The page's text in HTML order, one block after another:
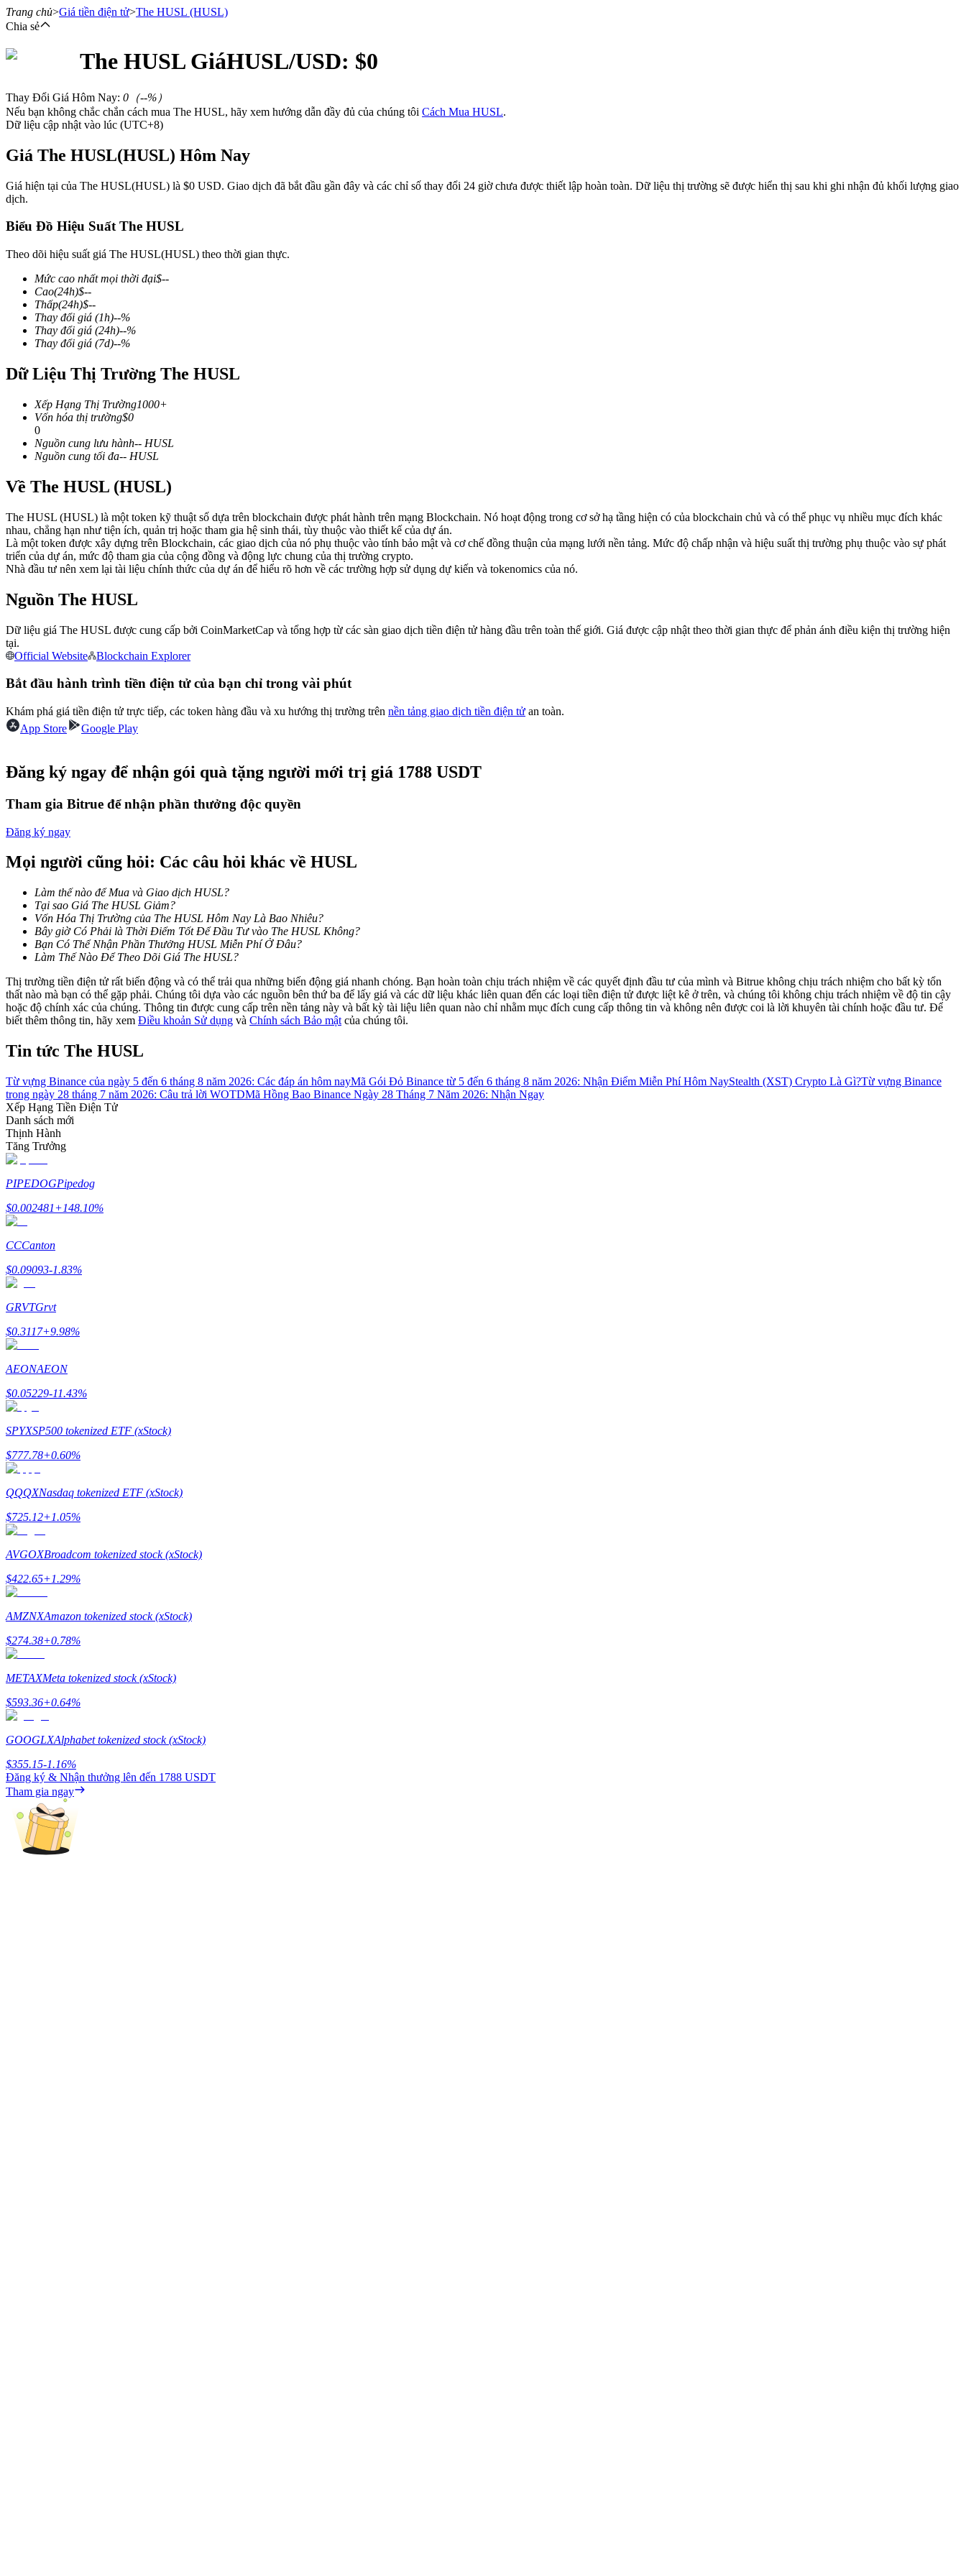
Hợp đồng tương lai
Futures sử dụng token làm tài sản thế chấp
TradFi
Phái sinh cổ phiếu, ngoại hối, kim loại quý và hàng hóa
USDC Futures vĩnh cửu
Futures sử dụng USDC làm tài sản thế chấp
Sao chép Giao dịch
Tham gia cùng các nhà giao dịch hàng đầu
Trở thành Nhà giao dịch Sao chép
Tận hưởng chia sẻ lợi nhuận và hoa hồng giao dịch sao chép
Thông tin
Chiến lược giao dịch
Học cách duy trì lợi nhuận
Earn
Power Piggy
Làm cho tài sản của bạn tăng giá trị đều đặn
Trang chủ>Giá tiền điện tử>The HUSL (HUSL)
Chia sẻ
The HUSL GiáHUSL/USD: $0
Thay Đổi Giá Hôm Nay: 0 （--%）
Nếu bạn không chắc chắn cách mua The HUSL, hãy xem hướng dẫn đầy đủ của chúng tôi Cách Mua HUSL.
Dữ liệu cập nhật vào lúc (UTC+8)
Giá The HUSL(HUSL) Hôm Nay
Giá hiện tại của The HUSL(HUSL) là $0 USD. Giao dịch đã bắt đầu gần đây và các chỉ số thay đổi 24 giờ chưa được thiết lập hoàn toàn. Dữ liệu thị trường sẽ được hiển thị sau khi ghi nhận đủ khối lượng giao
dịch.
Biểu Đồ Hiệu Suất The HUSL
Theo dõi hiệu suất giá The HUSL(HUSL) theo thời gian thực.
Mức cao nhất mọi thời đại$--
Cao(24h)$--
Thấp(24h)$--
Thay đổi giá (1h)--%
Thay đổi giá (24h)--%
Thay đổi giá (7d)--%
Dữ Liệu Thị Trường The HUSL
Xếp Hạng Thị Trường1000+
Vốn hóa thị trường$0
0
Nguồn cung lưu hành-- HUSL
Nguồn cung tối đa-- HUSL
Về The HUSL (HUSL)
The HUSL (HUSL) là một token kỹ thuật số dựa trên blockchain được phát hành trên mạng Blockchain. Nó hoạt động trong cơ sở hạ tầng hiện có của blockchain chủ và có thể phục vụ nhiều mục đích khác
nhau, chẳng hạn như tiện ích, quản trị hoặc tham gia hệ sinh thái, tùy thuộc vào thiết kế của dự án.
Là một token được xây dựng trên Blockchain, các giao dịch của nó phụ thuộc vào tính bảo mật và cơ chế đồng thuận của mạng lưới nền tảng. Mức độ chấp nhận và hiệu suất thị trường phụ thuộc vào sự phát
triển của dự án, mức độ tham gia của cộng đồng và động lực chung của thị trường crypto.
Nhà đầu tư nên xem lại tài liệu chính thức của dự án để hiểu rõ hơn về các trường hợp sử dụng dự kiến và tokenomics của nó.
Nguồn The HUSL
Dữ liệu giá The HUSL được cung cấp bởi CoinMarketCap và tổng hợp từ các sàn giao dịch tiền điện tử hàng đầu trên toàn thế giới. Giá được cập nhật theo thời gian thực để phản ánh điều kiện thị trường hiện
tại.
Official Website
Blockchain Explorer
Bắt đầu hành trình tiền điện tử của bạn chỉ trong vài phút
Khám phá giá tiền điện tử trực tiếp, các token hàng đầu và xu hướng thị trường trên nền tảng giao dịch tiền điện tử an toàn.
App Store
Google Play
Đăng ký ngay để nhận gói quà tặng người mới trị giá 1788 USDT
Tham gia Bitrue để nhận phần thưởng độc quyền
Đăng ký ngay
Mọi người cũng hỏi: Các câu hỏi khác về HUSL
Làm thế nào để Mua và Giao dịch HUSL?
Tại sao Giá The HUSL Giảm?
Vốn Hóa Thị Trường của The HUSL Hôm Nay Là Bao Nhiêu?
Bây giờ Có Phải là Thời Điểm Tốt Để Đầu Tư vào The HUSL Không?
Bạn Có Thể Nhận Phần Thưởng HUSL Miễn Phí Ở Đâu?
Làm Thế Nào Để Theo Dõi Giá The HUSL?
Thị trường tiền điện tử rất biến động và có thể trải qua những biến động giá nhanh chóng. Bạn hoàn toàn chịu trách nhiệm về các quyết định đầu tư của mình và Bitrue không chịu trách nhiệm cho bất kỳ tổn
thất nào mà bạn có thể gặp phải. Chúng tôi dựa vào các nguồn bên thứ ba để lấy giá và các dữ liệu khác liên quan đến các loại tiền điện tử được liệt kê ở trên, và chúng tôi không chịu trách nhiệm về độ tin cậy
hoặc độ chính xác của chúng. Thông tin được cung cấp trên nền tảng này và bất kỳ tài liệu liên quan nào chỉ nhằm mục đích cung cấp thông tin và không nên được coi là lời khuyên tài chính hoặc đầu tư. Để
biết thêm thông tin, hãy xem Điều khoản Sử dụng và Chính sách Bảo mật của chúng tôi.
Tin tức The HUSL
Từ vựng Binance của ngày 5 đến 6 tháng 8 năm 2026: Các đáp án hôm nayMã Gói Đỏ Binance từ 5 đến 6 tháng 8 năm 2026: Nhận Điểm Miễn Phí Hôm NayStealth (XST) Crypto Là Gì?Từ vựng Binance
trong ngày 28 tháng 7 năm 2026: Câu trả lời WOTDMã Hồng Bao Binance Ngày 28 Tháng 7 Năm 2026: Nhận Ngay
Xếp Hạng Tiền Điện Tử
Danh sách mới
Thịnh Hành
Tăng Trưởng
PIPEDOGPipedog
$0.002481+148.10%
CCCanton
$0.09093-1.83%
GRVTGrvt
$0.3117+9.98%
AEONAEON
$0.05229-11.43%
SPYXSP500 tokenized ETF (xStock)
$777.78+0.60%
QQQXNasdaq tokenized ETF (xStock)
$725.12+1.05%
AVGOXBroadcom tokenized stock (xStock)
$422.65+1.29%
AMZNXAmazon tokenized stock (xStock)
$274.38+0.78%
METAXMeta tokenized stock (xStock)
$593.36+0.64%
GOOGLXAlphabet tokenized stock (xStock)
$355.15-1.16%
Đăng ký & Nhận thưởng lên đến 1788 USDT
Tham gia ngay